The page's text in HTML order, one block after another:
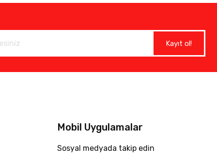
Kayıt ol!
Mobil Uygulamalar
Sosyal medyada takip edin